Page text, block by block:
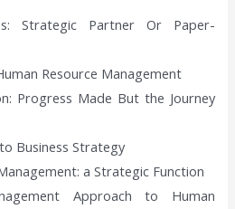
Strategic Partner Or Paper-
Resource Management
Progress Made But the Journey
Business Strategy
a Strategic Function
Approach to Human